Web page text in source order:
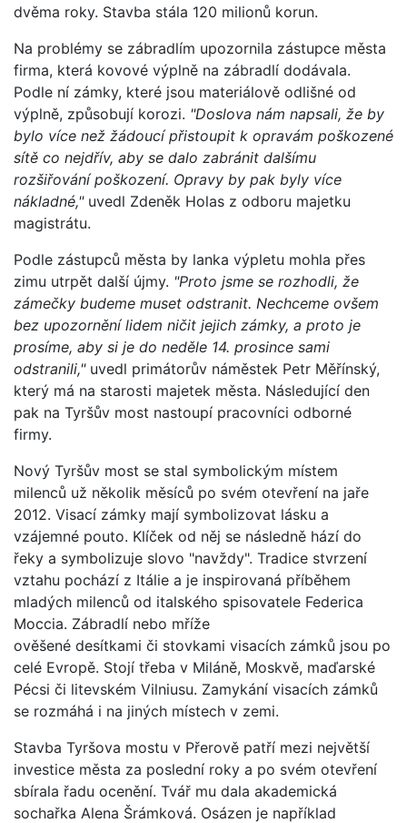
dvěma roky. Stavba stála 120 milionů korun.
Na problémy se zábradlím upozornila zástupce města
firma, která kovové výplně na zábradlí dodávala.
Podle ní zámky, které jsou materiálově odlišné od
výplně, způsobují korozi. "Doslova nám napsali, že by
bylo více než žádoucí přistoupit k opravám poškozené
sítě co nejdřív, aby se dalo zabránit dalšímu
rozšiřování poškození. Opravy by pak byly více
nákladné," uvedl Zdeněk Holas z odboru majetku
magistrátu.
Podle zástupců města by lanka výpletu mohla přes
zimu utrpět další újmy. "Proto jsme se rozhodli, že
zámečky budeme muset odstranit. Nechceme ovšem
bez upozornění lidem ničit jejich zámky, a proto je
prosíme, aby si je do neděle 14. prosince sami
odstranili," uvedl primátorův náměstek Petr Měřínský,
který má na starosti majetek města. Následující den
pak na Tyršův most nastoupí pracovníci odborné
firmy.
Nový Tyršův most se stal symbolickým místem
milenců už několik měsíců po svém otevření na jaře
2012. Visací zámky mají symbolizovat lásku a
vzájemné pouto. Klíček od něj se následně hází do
řeky a symbolizuje slovo "navždy". Tradice stvrzení
vztahu pochází z Itálie a je inspirovaná příběhem
mladých milenců od italského spisovatele Federica
Moccia. Zábradlí nebo mříže
ověšené desítkami či stovkami visacích zámků jsou po
celé Evropě. Stojí třeba v Miláně, Moskvě, maďarské
Pécsi či litevském Vilniusu. Zamykání visacích zámků
se rozmáhá i na jiných místech v zemi.
Stavba Tyršova mostu v Přerově patří mezi největší
investice města za poslední roky a po svém otevření
sbírala řadu ocenění. Tvář mu dala akademická
sochařka Alena Šrámková. Osázen je například